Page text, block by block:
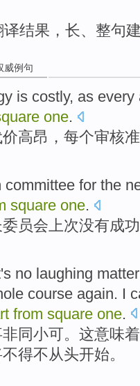
译结果，长、整句
威例句
is costly, as every
one.
高昂， 每个审核
committee for the
square one.
委员会 上次没有成
's no laughing matter
course again. I
from square one.
非同小可。 这意味着
不得不从头开始。